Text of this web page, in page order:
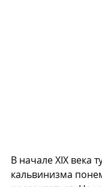
В начале XIX века
кальвинизма